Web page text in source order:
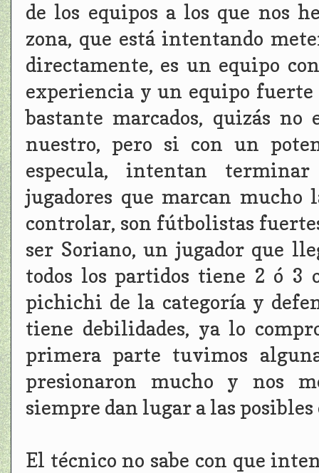
de los equipos a los que nos
zona, que está intentando
directamente, es un equipo
experiencia y un equipo
bastante marcados, quizás
nuestro, pero si con un
especula, intentan
jugadores que marcan
controlar, son fútbolistas
ser Soriano, un jugador que
todos los partidos tiene 2 ó 3
pichichi de la categoría y
tiene debilidades, ya lo
primera parte tuvimos
presionaron mucho y nos
siempre dan lugar a las posibles
El técnico no sabe con que